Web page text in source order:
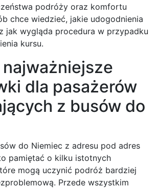
podróży oraz komfortu
chce wiedzieć, jakie udogodnienia
jak wygląda procedura w przypadku
kursu.
dla pasażerów
z busów do
do Niemiec z adresu pod adres
pamiętać o kilku istotnych
mogą uczynić podróż bardziej
Przede wszystkim